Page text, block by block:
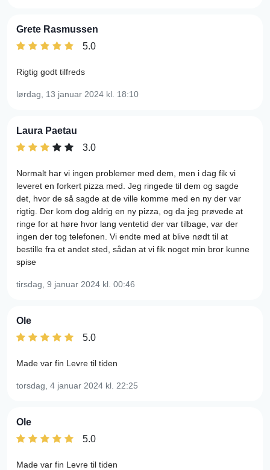
Grete Rasmussen
5.0
Rigtig godt tilfreds
lørdag, 13 januar 2024 kl. 18:10
Laura Paetau
3.0
Normalt har vi ingen problemer med dem, men i dag fik vi
leveret en forkert pizza med. Jeg ringede til dem og sagde
det, hvor de så sagde at de ville komme med en ny der var
rigtig. Der kom dog aldrig en ny pizza, og da jeg prøvede at
ringe for at høre hvor lang ventetid der var tilbage, var der
ingen der tog telefonen. Vi endte med at blive nødt til at
bestille fra et andet sted, sådan at vi fik noget min bror kunne
spise
tirsdag, 9 januar 2024 kl. 00:46
Ole
5.0
Made var fin Levre til tiden
torsdag, 4 januar 2024 kl. 22:25
Ole
5.0
Made var fin Levre til tiden